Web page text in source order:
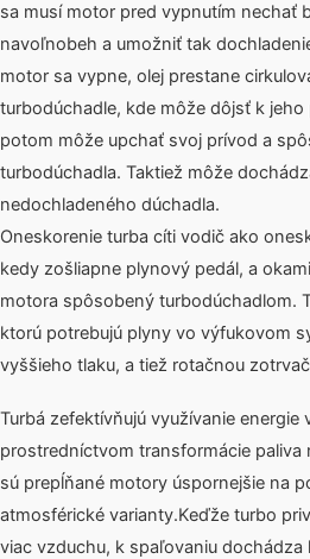
sa musí motor pred vypnutím nechať
navoľnobeh a umožniť tak
motor sa vypne, olej prestane
turbodúchadle, kde môže dôjsť k jeho
potom môže upchať svoj prívod a
turbodúchadla. Taktiež môže
nedochladeného dúchadla.
Oneskorenie turba cíti vodič ako
kedy zošliapne plynový pedál, a
motora spôsobený turbodúchadlom.
ktorú potrebujú plyny vo výfukovom
vyššieho tlaku, a tiež rotačnou
Turbá zefektívňujú využívanie energie
prostredníctvom transformácie
sú prepĺňané motory úspornejšie na
atmosférické varianty.Keďže turbo
viac vzduchu, k spaľovaniu dochádza